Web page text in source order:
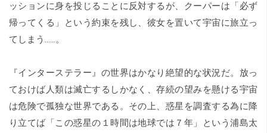
ッションに身を投じることに反対するが、クーパーは「必ず
帰ってくる」という約束を残し、彼女を置いて宇宙に旅立っ
てしまう……。
『インターステラー』の世界はかなり絶望的な状況だ。放っ
ておけば人類は滅亡するしかなく、存続の望みを懸ける宇宙
は危険で孤独な世界である。その上、惑星を調査する為に降
り立てば「この惑星の１時間は地球では７年」という浦島太